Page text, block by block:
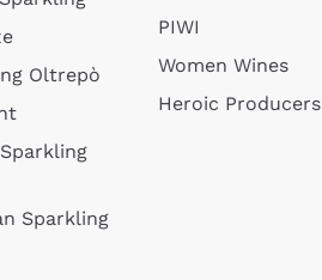
Oltrepò
Sparkling
PIWI
Women Wines
Heroic Producers